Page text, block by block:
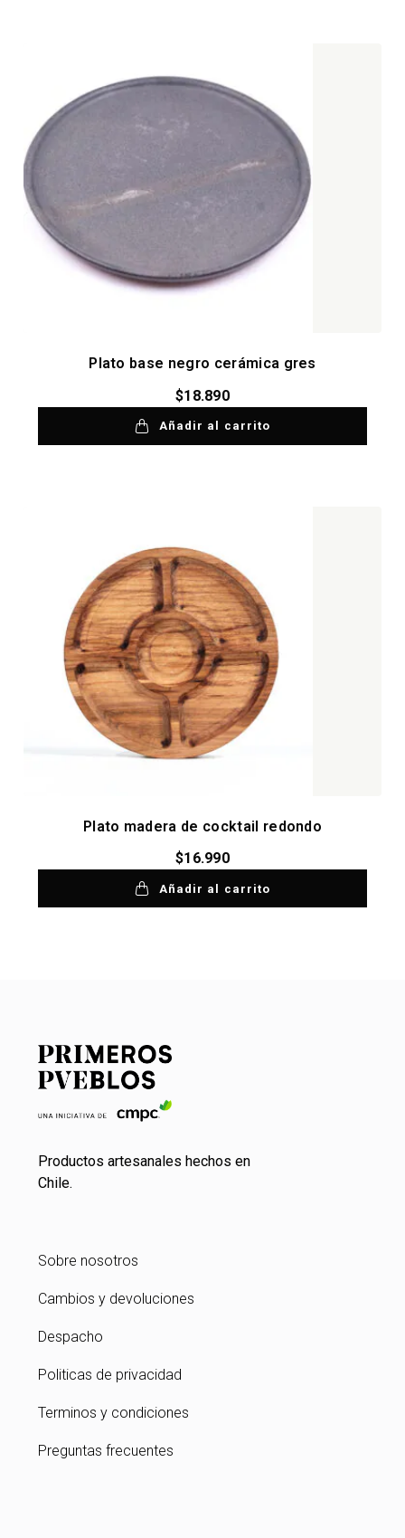
Plato base negro cerámica gres
$18.890
Añadir al carrito
Plato madera de cocktail redondo
$16.990
Añadir al carrito
Productos artesanales hechos en
Chile.
Sobre nosotros
Cambios y devoluciones
Despacho
Politicas de privacidad
Terminos y condiciones
Preguntas frecuentes